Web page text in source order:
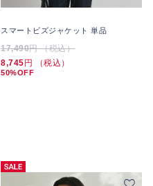
スマートビズジャケット 単品
17,490円 （税込）
8,745円 （税込）
50%OFF